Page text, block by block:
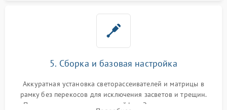
5. Сборка и базовая настройка
Аккуратная установка светорассеивателей и матрицы в
рамку без перекосов для исключения засветов и трещин.
Подключение внутренних шлейфов. Закрытие корпуса.